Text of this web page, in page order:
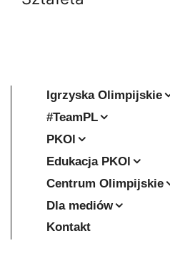
Igrzyska Olimpijskie
#TeamPL
PKOl
Edukacja PKOl
Centrum Olimpijskie
Dla mediów
Kontakt